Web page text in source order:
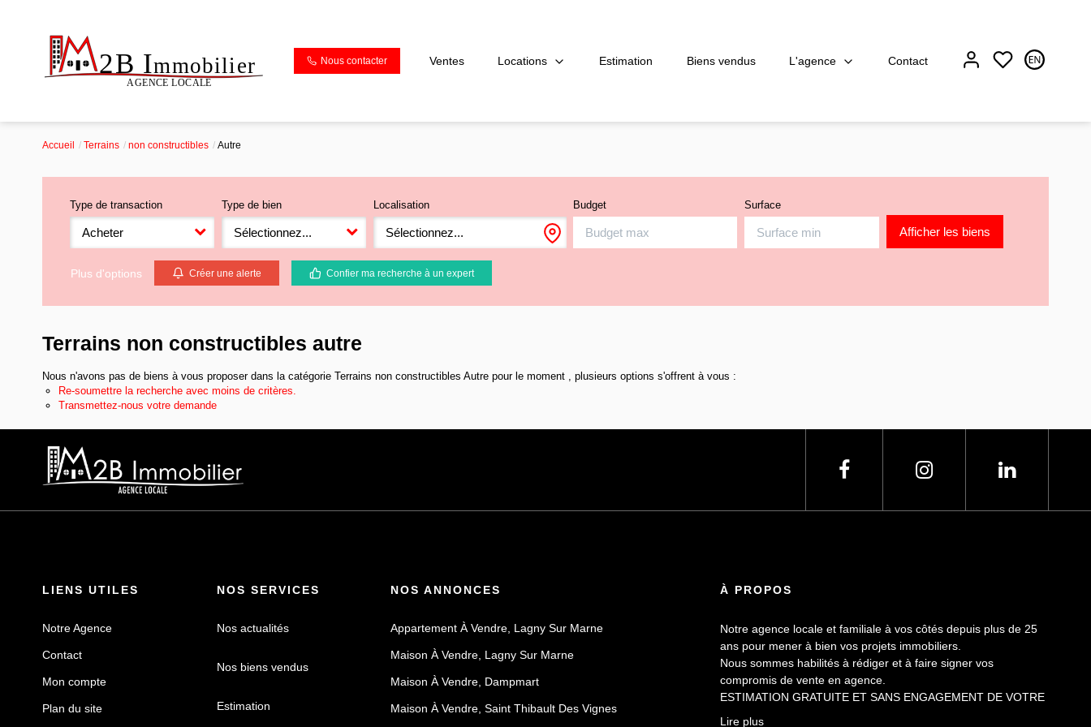
Nous contacter Ventes Locations Estimation Biens vendus L'agence Contact
Accueil Terrains non constructibles Autre
Type de transaction
Acheter
Type de bien
Sélectionnez...
Localisation
Sélectionnez...
Budget Surface
Plus d'options Créer une alerte Confier ma recherche à un expert
Terrains non constructibles autre
Nous n'avons pas de biens à vous proposer dans la catégorie Terrains non constructibles Autre pour le moment , plusieurs options s'offrent à vous :
Re-soumettre la recherche avec moins de critères.
Transmettez-nous votre demande
LIENS UTILES
Notre Agence
Contact
Mon compte
Plan du site
NOS SERVICES
Nos actualités
Nos biens vendus
Estimation
NOS ANNONCES
Appartement À Vendre, Lagny Sur Marne
Maison À Vendre, Lagny Sur Marne
Maison À Vendre, Dampmart
Maison À Vendre, Saint Thibault Des Vignes
À PROPOS
Notre agence locale et familiale à vos côtés depuis plus de 25
ans pour mener à bien vos projets immobiliers.
Nous sommes habilités à rédiger et à faire signer vos
compromis de vente en agence.
ESTIMATION GRATUITE ET SANS ENGAGEMENT DE VOTRE
Lire plus